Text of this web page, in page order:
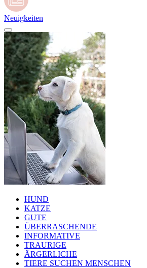
Neuigkeiten
HUND
KATZE
GUTE
ÜBERRASCHENDE
INFORMATIVE
TRAURIGE
ÄRGERLICHE
TIERE SUCHEN MENSCHEN